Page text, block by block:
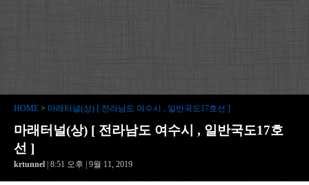
HOME > 마래터널(상) [ 전라남도 여수시 , 일반국도17호선 ]
마래터널(상) [ 전라남도 여수시 , 일반국도17호
선 ]
krtunnel | 8:51 오후 | 9월 11, 2019